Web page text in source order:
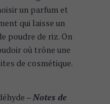
un parfum et
qui laisse un
poudre de riz. On
où trône une
de cosmétique.
–Notes de